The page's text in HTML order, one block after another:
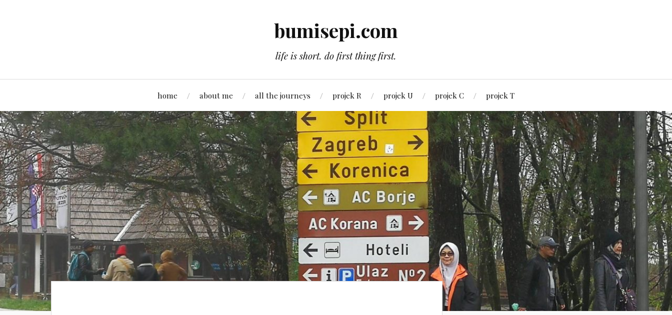
bumisepi.com
life is short. do first thing first.
home about me all the journeys projek R projek U projek C projek T